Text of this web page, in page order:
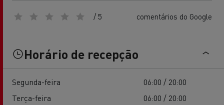
/ 5 comentários do Google
Horário de recepção
Segunda-feira
06:00 / 20:00
Terça-feira
06:00 / 20:00